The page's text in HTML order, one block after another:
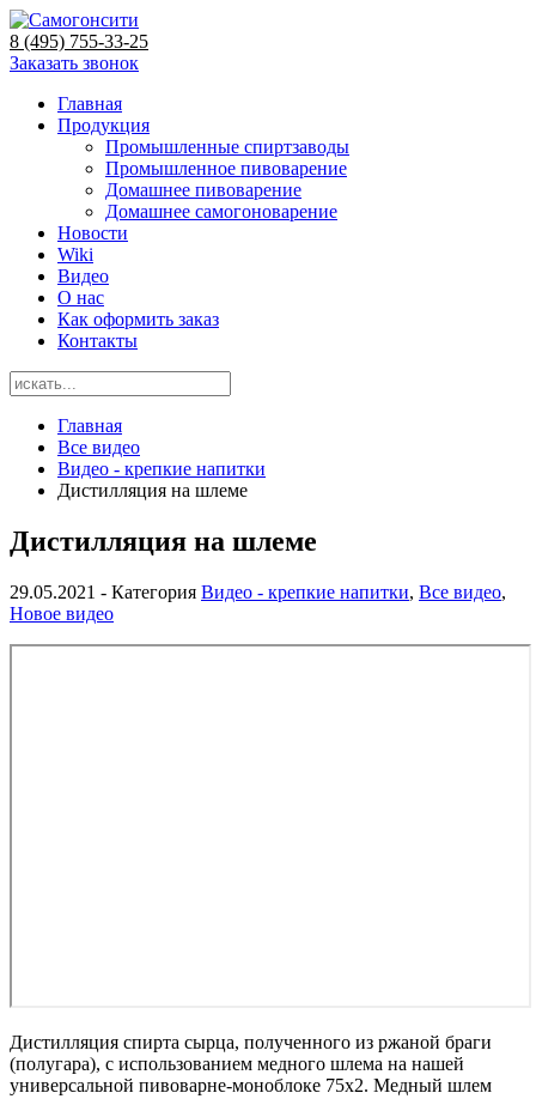
8 (495) 755-33-25
Заказать звонок
Главная
Продукция
Промышленные спиртзаводы
Промышленное пивоварение
Домашнее пивоварение
Домашнее самогоноварение
Новости
Wiki
Видео
О нас
Как оформить заказ
Контакты
Главная
Все видео
Видео - крепкие напитки
Дистилляция на шлеме
Дистилляция на шлеме
29.05.2021 - Категория Видео - крепкие напитки, Все видео,
Новое видео
Дистилляция спирта сырца, полученного из ржаной браги
(полугара), с использованием медного шлема на нашей
универсальной пивоварне-моноблоке 75х2. Медный шлем